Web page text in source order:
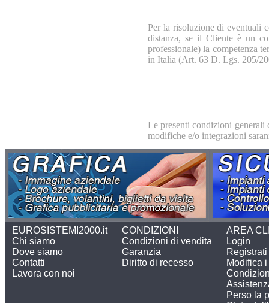
Per la risoluzione di eventuali
distanza, se il Cliente è un
professionale) la competenza
in Italia (Art. 63 D. Lgs. 205/
Le presenti condizioni generali
modifiche e/o integrazioni
EUROSISTEMI2000.it
Chi siamo
Dove siamo
Contatti
Lavora con noi
CONDIZIONI
Condizioni di vendita
Garanzia
Diritto di recesso
AREA
Login
Registrati
Modifica
Perso la